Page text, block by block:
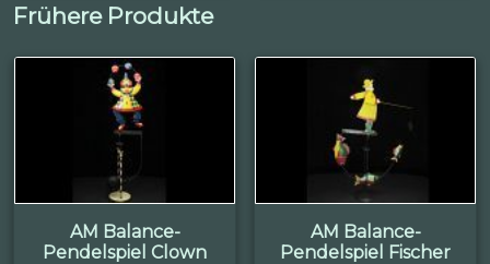
Frühere Produkte
AM Balance-
Pendelspiel Clown
AM Balance-
Pendelspiel Fischer